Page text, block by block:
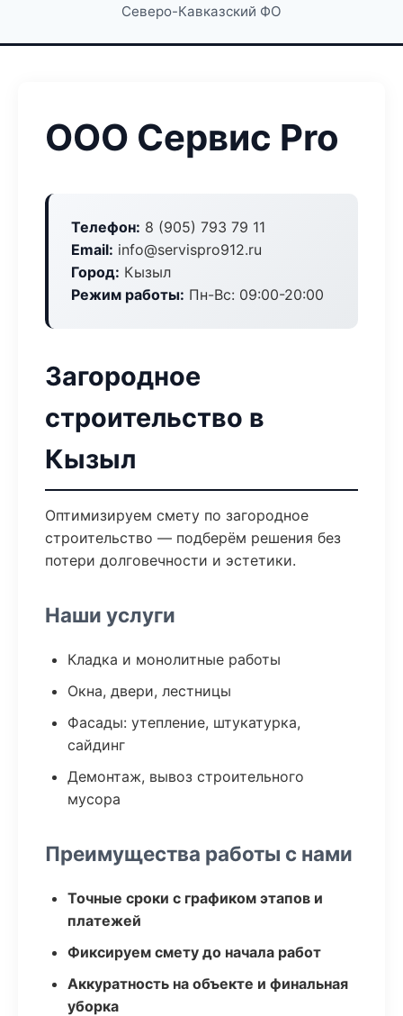
Северо-Кавказский ФО
ООО Сервис Pro
Телефон: 8 (905) 793 79 11
Email: info@servispro912.ru
Город: Кызыл
Режим работы: Пн-Вс: 09:00-20:00
Загородное
строительство в
Кызыл
Оптимизируем смету по загородное
строительство — подберём решения без
потери долговечности и эстетики.
Наши услуги
Кладка и монолитные работы
Окна, двери, лестницы
Фасады: утепление, штукатурка,
сайдинг
Демонтаж, вывоз строительного
мусора
Преимущества работы с нами
Точные сроки с графиком этапов и
платежей
Фиксируем смету до начала работ
Аккуратность на объекте и финальная
уборка